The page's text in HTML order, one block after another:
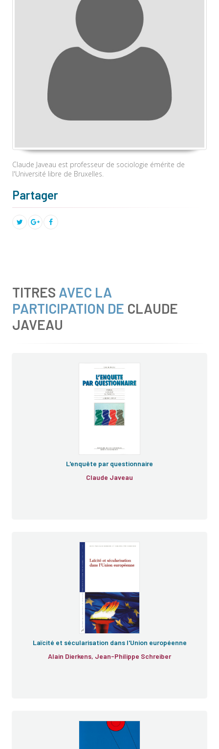
Claude Javeau est professeur de sociologie émérite de
l'Université libre de Bruxelles.
Partager
TITRES AVEC LA
PARTICIPATION DE CLAUDE
JAVEAU
L'enquête par questionnaire
Claude Javeau
Laïcité et sécularisation dans l'Union européenne
Alain Dierkens, Jean-Philippe Schreiber